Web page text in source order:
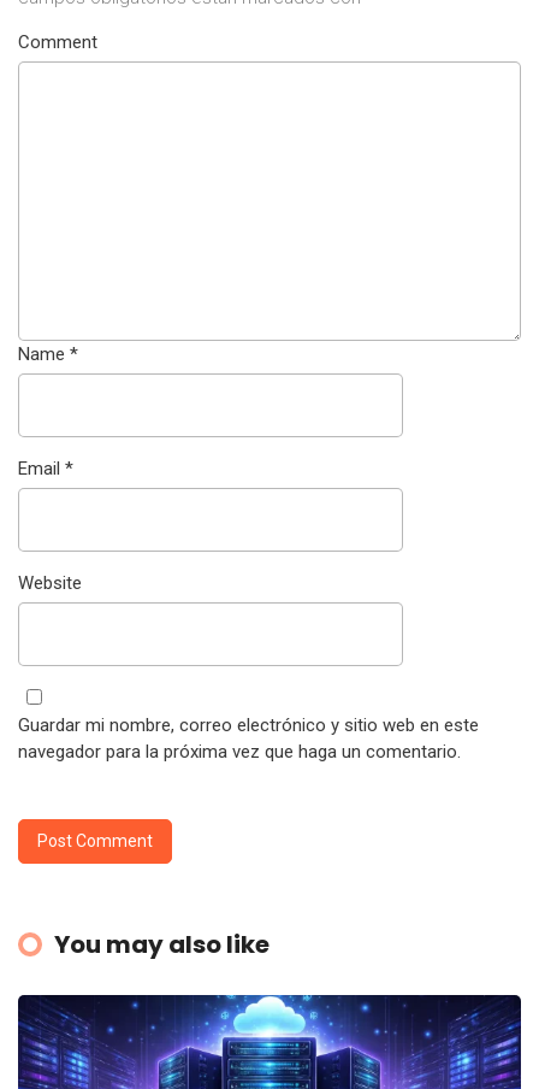
Comment
Name *
Email *
Website
Guardar mi nombre, correo electrónico y sitio web en este
navegador para la próxima vez que haga un comentario.
You may also like